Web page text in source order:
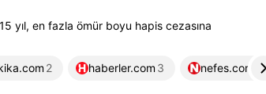
yıl, en fazla ömür boyu hapis cezasına
2 haberler.com 3 nefes.com.tr